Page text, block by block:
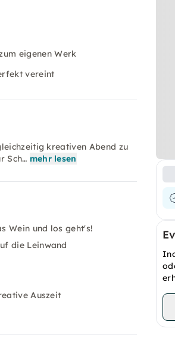
eigenen Werk
vereint
kreativen Abend zu
Sch… mehr lesen
Wein und los geht's!
die Leinwand
Auszeit